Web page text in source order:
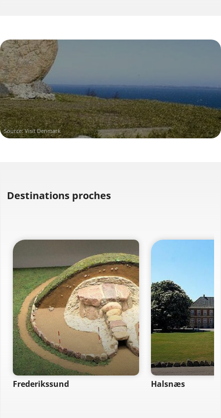
Source:Visit Denmark
Destinations proches
Frederikssund Halsnæs